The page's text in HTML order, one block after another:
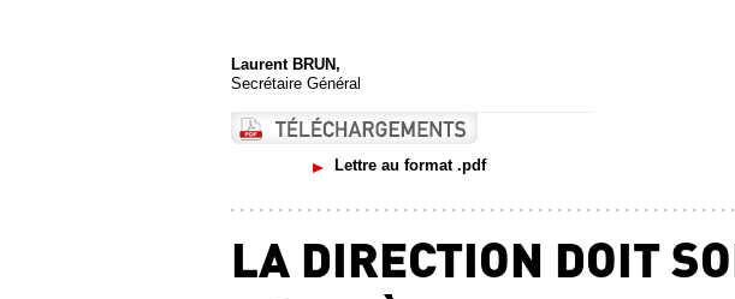
Laurent BRUN,
Secrétaire Général
Lettre au format .pdf
LA DIRECTION DOIT